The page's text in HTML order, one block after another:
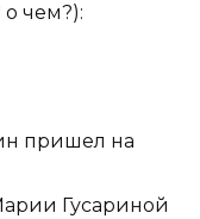
чем?):
пришел на
Гусариной